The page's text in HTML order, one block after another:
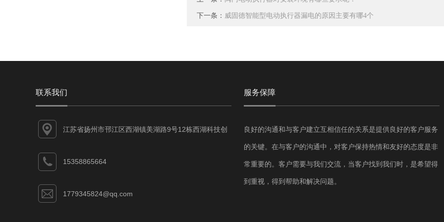
下一条： 威固德智能型电动执行器漏电的原因主要有哪4个
联系我们
江苏省扬州市邗江区西湖镇美湖路9号12栋西湖科技创
15358865664
1779345824@qq.com
服务保障
良好的沟通和与客户建立互相信任的关系是提供良好的客户服务
的关键。在与客户的沟通中，对客户保持热情和友好的态度是非
常重要的。客户需要与我们交流，当客户找到我们时，是希望得
到重视，得到帮助和解决问题。